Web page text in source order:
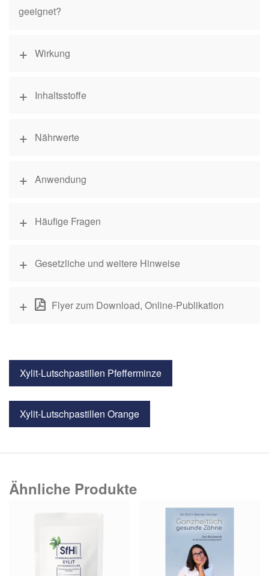
geeignet?
Wirkung
Inhaltsstoffe
Nährwerte
Anwendung
Häufige Fragen
Gesetzliche und weitere Hinweise
Flyer zum Download, Online-Publikation
Xylit-Lutschpastillen Pfefferminze
Xylit-Lutschpastillen Orange
Ähnliche Produkte